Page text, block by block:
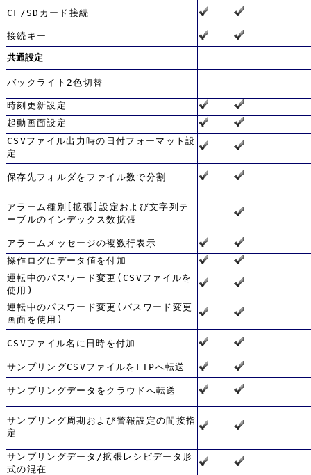
CF/SDカード接続
接続キー
共通設定
バックライト2色切替 - -
時刻更新設定
起動画面設定
CSVファイル出力時の日付フォーマット設
定
保存先フォルダをファイル数で分割
アラーム種別[拡張]設定および文字列テ
ーブルのインデックス数拡張
-
アラームメッセージの複数行表示
操作ログにデータ値を付加
運転中のパスワード変更(CSVファイルを
使用)
運転中のパスワード変更(パスワード変更
画面を使用)
CSVファイル名に日時を付加
サンプリングCSVファイルをFTPへ転送
サンプリングデータをクラウドへ転送
サンプリング周期および警報設定の間接指
定
サンプリングデータ/拡張レシピデータ形
式の混在